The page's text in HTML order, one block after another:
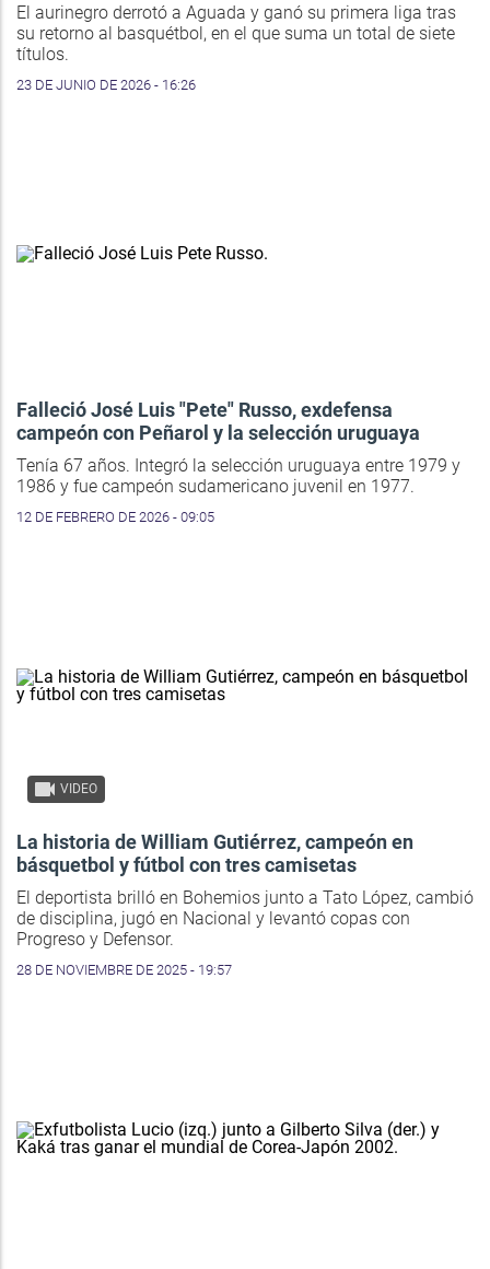
El aurinegro derrotó a Aguada y ganó su primera liga tras
su retorno al basquétbol, en el que suma un total de siete
títulos.
23 DE JUNIO DE 2026 - 16:26
Falleció José Luis "Pete" Russo, exdefensa
campeón con Peñarol y la selección uruguaya
Tenía 67 años. Integró la selección uruguaya entre 1979 y
1986 y fue campeón sudamericano juvenil en 1977.
12 DE FEBRERO DE 2026 - 09:05
VIDEO
La historia de William Gutiérrez, campeón en
básquetbol y fútbol con tres camisetas
El deportista brilló en Bohemios junto a Tato López, cambió
de disciplina, jugó en Nacional y levantó copas con
Progreso y Defensor.
28 DE NOVIEMBRE DE 2025 - 19:57